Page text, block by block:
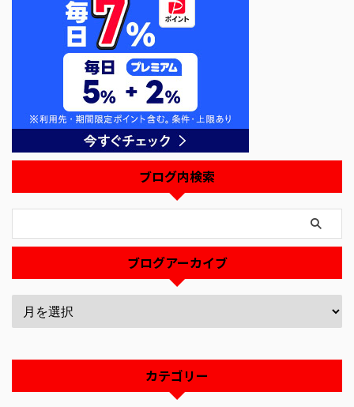
ブログ内検索
ブログアーカイブ
カテゴリー